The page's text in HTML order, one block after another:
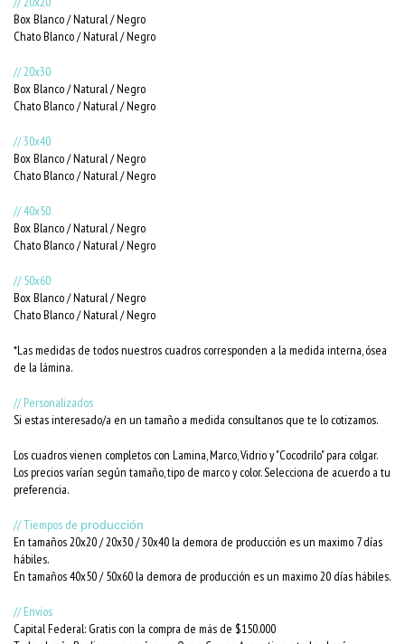
Box Blanco / Natural / Negro
Chato Blanco / Natural / Negro
// 20x30
Box Blanco / Natural / Negro
Chato Blanco / Natural / Negro
// 30x40
Box Blanco / Natural / Negro
Chato Blanco / Natural / Negro
// 40x50
Box Blanco / Natural / Negro
Chato Blanco / Natural / Negro
// 50x60
Box Blanco / Natural / Negro
Chato Blanco / Natural / Negro
*Las medidas de todos nuestros cuadros corresponden a la medida interna, ósea
de la lámina.
// Personalizados
Si estas interesado/a en un tamaño a medida consultanos que te lo cotizamos.
Los cuadros vienen completos con Lamina, Marco, Vidrio y "Cocodrilo" para colgar.
Los precios varían según tamaño, tipo de marco y color. Selecciona de acuerdo a tu
preferencia.
// Tiempos de producción
En tamaños 20x20 / 20x30 / 30x40 la demora de producción es un maximo 7 días
hábiles.
En tamaños 40x50 / 50x60 la demora de producción es un maximo 20 días hábiles.
// Envios
Capital Federal: Gratis con la compra de más de $150.000